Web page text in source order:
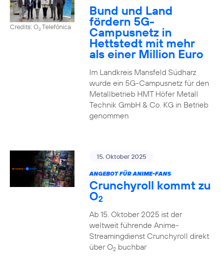
Credits: O2Telefónica
Bund und Land
fördern 5G-
Campusnetz in
Hettstedt mit mehr
als einer Million Euro
Im Landkreis Mansfeld Südharz
wurde ein 5G-Campusnetz für den
Metallbetrieb HMT Höfer Metall
Technik GmbH & Co. KG in Betrieb
genommen
15. Oktober 2025
ANGEBOT FÜR ANIME-FANS
Crunchyroll kommt zu
O2
Ab 15. Oktober 2025 ist der
weltweit führende Anime-
Streamingdienst Crunchyroll direkt
über O2buchbar